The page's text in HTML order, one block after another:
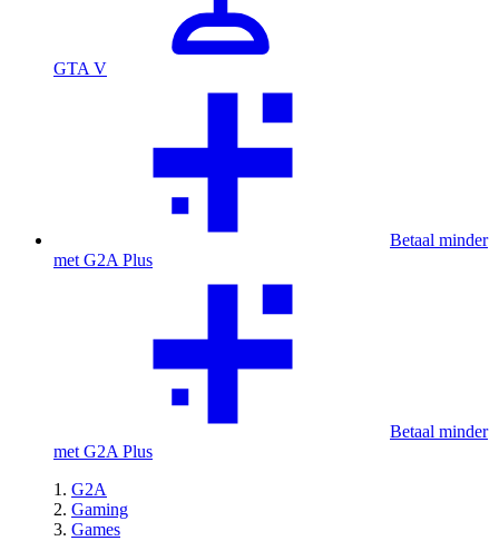
GTA V
Betaal minder
met G2A Plus
Betaal minder
met G2A Plus
G2A
Gaming
Games